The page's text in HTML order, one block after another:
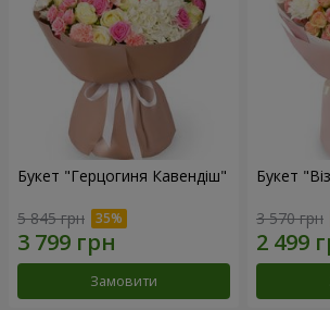
Букет "Герцогиня Кавендіш"
5 845 грн
Замовити
Букет
3 570 грн